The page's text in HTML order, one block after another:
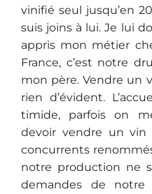
vinifié seul jusqu’en
suis joins à lui. Je lui
appris mon métier
France, c’est notre
mon père. Vendre un
rien d’évident.
timide, parfois on
devoir vendre un
concurrents
notre production ne
demandes de notre